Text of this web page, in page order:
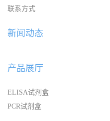
联系方式
新闻动态
产品展厅
ELISA试剂盒
PCR试剂盒